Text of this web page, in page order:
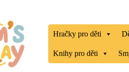
Hračky pro děti
Knihy pro děti